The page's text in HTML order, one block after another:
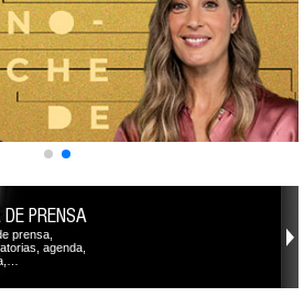
PRENSA
prensa,
agenda,